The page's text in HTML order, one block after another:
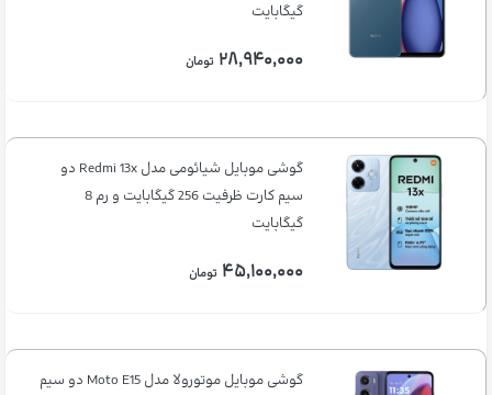
گیگابایت
۲۸,۹۴۰,۰۰۰ تومان
گوشی موبایل شیائومی مدل Redmi 13x دو
سیم کارت ظرفیت 256 گیگابایت و رم 8
گیگابایت
۴۵,۱۰۰,۰۰۰ تومان
گوشی موبایل موتورولا مدل Moto E15 دو سیم